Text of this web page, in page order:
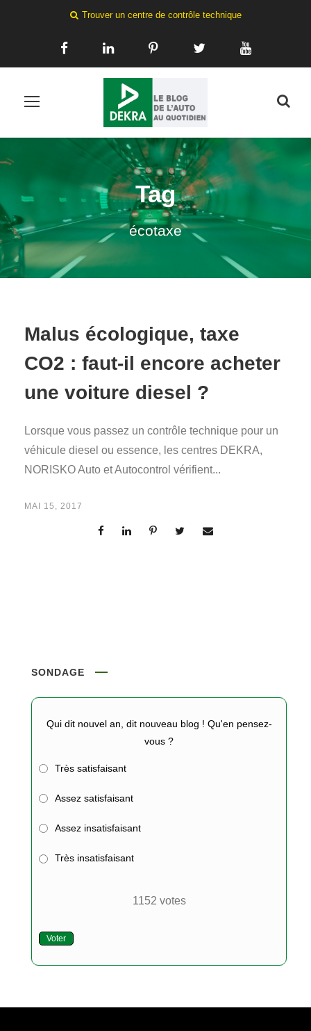
Trouver un centre de contrôle technique
Tag
écotaxe
Malus écologique, taxe
CO2 : faut-il encore acheter
une voiture diesel ?
Lorsque vous passez un contrôle technique pour un
véhicule diesel ou essence, les centres DEKRA,
NORISKO Auto et Autocontrol vérifient...
MAI 15, 2017
SONDAGE
Qui dit nouvel an, dit nouveau blog ! Qu'en pensez-
vous ?
Très satisfaisant
Assez satisfaisant
Assez insatisfaisant
Très insatisfaisant
1152 votes
Voter